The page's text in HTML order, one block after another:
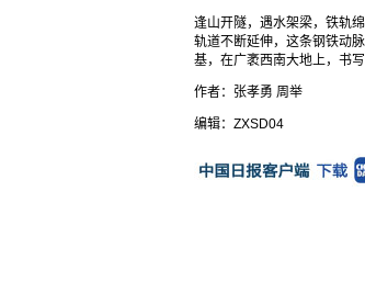
逢山开隧，遇水架梁，铁轨
轨道不断延伸，这条钢铁动
基，在广袤西南大地上，书
作者：张孝勇 周举
编辑：ZXSD04